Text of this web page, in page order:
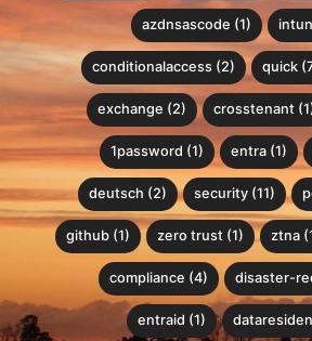
azdnsascode (1)
conditionalaccess (2) quick
exchange (2) crosstenant
1password (1) entra (1)
deutsch (2) security (11)
github (1) zero trust (1) ztna
compliance (4) disaster-
entraid (1)